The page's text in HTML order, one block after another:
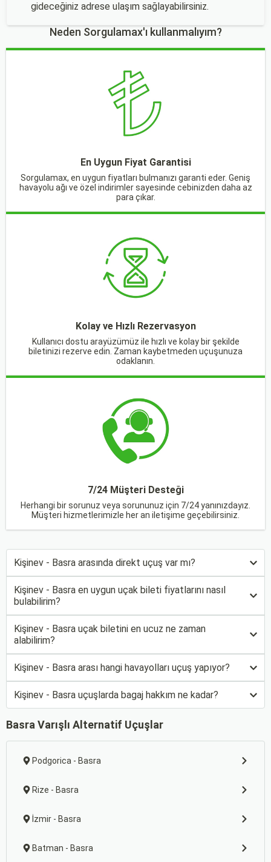
gideceğiniz adrese ulaşım sağlayabilirsiniz.
Neden Sorgulamax'ı kullanmalıyım?
En Uygun Fiyat Garantisi
Sorgulamax, en uygun fiyatları bulmanızı garanti eder. Geniş
havayolu ağı ve özel indirimler sayesinde cebinizden daha az
para çıkar.
Kolay ve Hızlı Rezervasyon
Kullanıcı dostu arayüzümüz ile hızlı ve kolay bir şekilde
biletinizi rezerve edin. Zaman kaybetmeden uçuşunuza
odaklanın.
7/24 Müşteri Desteği
Herhangi bir sorunuz veya sorununuz için 7/24 yanınızdayız.
Müşteri hizmetlerimizle her an iletişime geçebilirsiniz.
Kişinev - Basra arasında direkt uçuş var mı?
Kişinev - Basra en uygun uçak bileti fiyatlarını nasıl
bulabilirim?
Kişinev - Basra uçak biletini en ucuz ne zaman
alabilirim?
Kişinev - Basra arası hangi havayolları uçuş yapıyor?
Kişinev - Basra uçuşlarda bagaj hakkım ne kadar?
Basra Varışlı Alternatif Uçuşlar
Podgorica - Basra
Rize - Basra
İzmir - Basra
Batman - Basra